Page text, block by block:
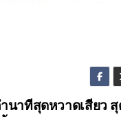
นาทีสุดหวาดเสียว